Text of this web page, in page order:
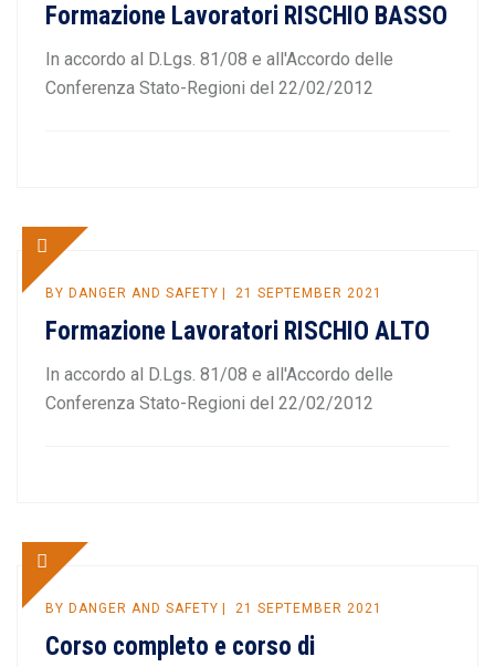
Formazione Lavoratori RISCHIO BASSO
In accordo al D.Lgs. 81/08 e all'Accordo delle
Conferenza Stato-Regioni del 22/02/2012
BY DANGER AND SAFETY 21 SEPTEMBER 2021
Formazione Lavoratori RISCHIO ALTO
In accordo al D.Lgs. 81/08 e all'Accordo delle
Conferenza Stato-Regioni del 22/02/2012
BY DANGER AND SAFETY 21 SEPTEMBER 2021
Corso completo e corso di